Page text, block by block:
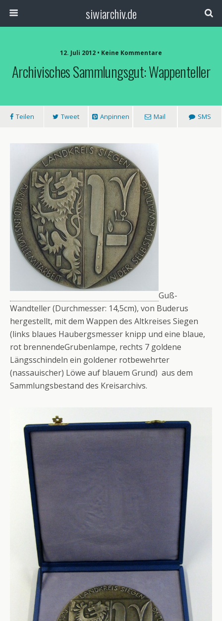
siwiarchiv.de
12. Juli 2012 • Keine Kommentare
Archivisches Sammlungsgut: Wappenteller
Teilen Tweet Anpinnen Mail SMS
Guß-
Wandteller (Durchmesser: 14,5cm), von Buderus
hergestellt, mit dem Wappen des Altkreises Siegen
(links blaues Haubergsmesser knipp und eine blaue,
rot brennendeGrubenlampe, rechts 7 goldene
Längsschindeln ein goldener rotbewehrter
(nassauischer) Löwe auf blauem Grund) aus dem
Sammlungsbestand des Kreisarchivs.